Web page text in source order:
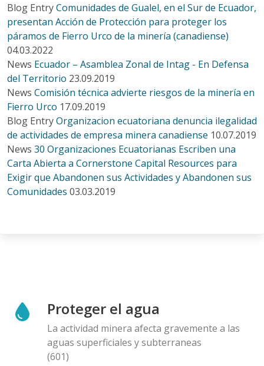
Blog EntryComunidades de Gualel, en el Sur de Ecuador,
presentan Acción de Protección para proteger los
páramos de Fierro Urco de la minería (canadiense)
04.03.2022
News Ecuador – Asamblea Zonal de Intag - En Defensa
del Territorio 23.09.2019
News Comisión técnica advierte riesgos de la minería en
Fierro Urco 17.09.2019
Blog EntryOrganizacion ecuatoriana denuncia ilegalidad
de actividades de empresa minera canadiense 10.07.2019
News 30 Organizaciones Ecuatorianas Escriben una
Carta Abierta a Cornerstone Capital Resources para
Exigir que Abandonen sus Actividades y Abandonen sus
Comunidades 03.03.2019
Proteger el agua
La actividad minera afecta gravemente a las
aguas superficiales y subterraneas
(601)